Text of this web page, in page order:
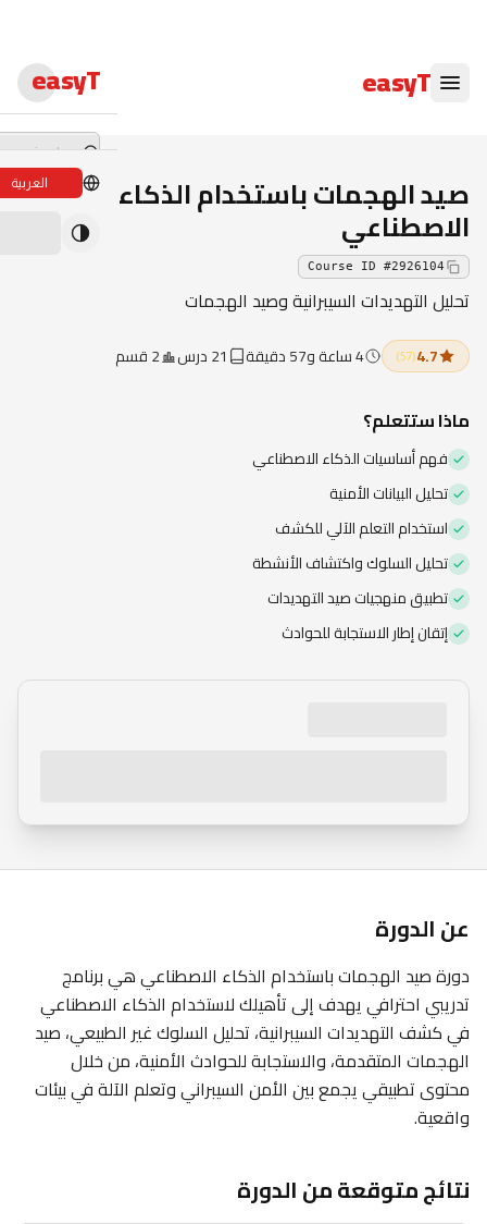
easyT
easyT
العربية صيد الهجمات باستخدام الذكاء
الاصطناعي
Course ID #2926104
تحليل التهديدات السيبرانية وصيد الهجمات
4.7
(57) 4 ساعة و57 دقيقة 21 درس 2 قسم
ماذا ستتعلم؟
فهم أساسيات الذكاء الاصطناعي
تحليل البيانات الأمنية
استخدام التعلم الآلي للكشف
تحليل السلوك واكتشاف الأنشطة
تطبيق منهجيات صيد التهديدات
إتقان إطار الاستجابة للحوادث
عن الدورة
دورة صيد الهجمات باستخدام الذكاء الاصطناعي هي برنامج
تدريبي احترافي يهدف إلى تأهيلك لاستخدام الذكاء الاصطناعي
في كشف التهديدات السيبرانية، تحليل السلوك غير الطبيعي، صيد
الهجمات المتقدمة، والاستجابة للحوادث الأمنية، من خلال
محتوى تطبيقي يجمع بين الأمن السيبراني وتعلم الآلة في بيئات
واقعية.
نتائج متوقعة من الدورة